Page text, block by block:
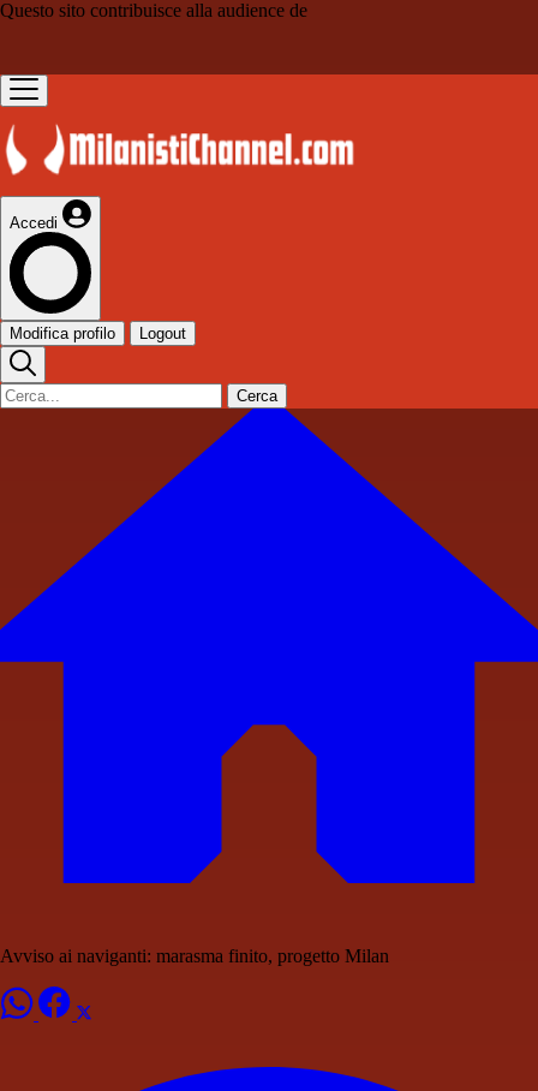
Questo sito contribuisce alla audience de
Accedi
Modifica profilo Logout
Cerca
Avviso ai naviganti: marasma finito, progetto Milan